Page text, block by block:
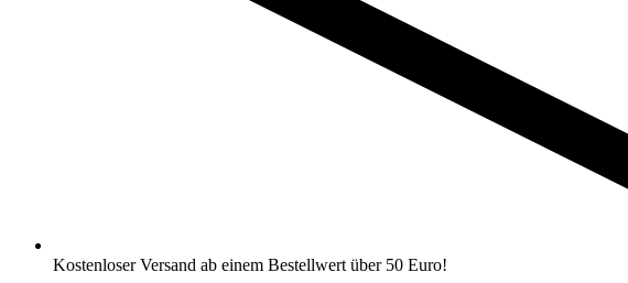
Kostenloser Versand ab einem Bestellwert über 50 Euro!